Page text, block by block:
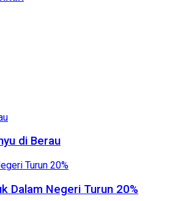
di Berau
Dalam Negeri Turun 20%